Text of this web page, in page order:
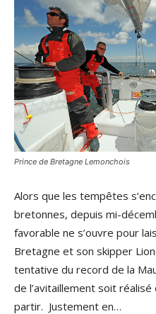
Prince de Bretagne Lemonchois
Alors que les tempêtes
bretonnes, depuis mi-
favorable ne s’ouvre pour
Bretagne et son skipper
tentative du record de la
de l’avitaillement soit
partir. Justement en…